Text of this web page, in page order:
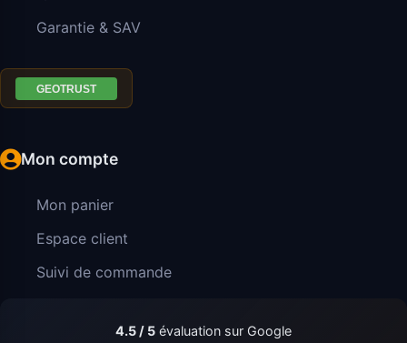
Garantie & SAV
Mon compte
Mon panier
Espace client
Suivi de commande
4.5 / 5 évaluation sur Google